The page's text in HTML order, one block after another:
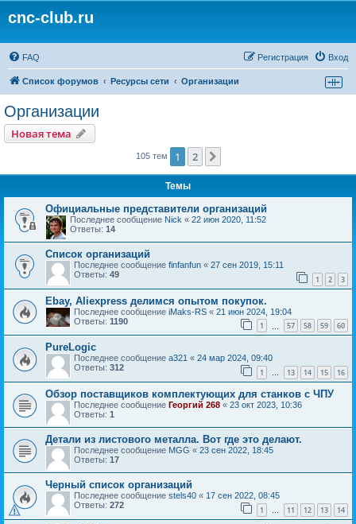
cnc-club.ru
FAQ Вход
Регистрация
Список форумов Ресурсы сети Организации
Организации
Новая тема
105 тем 1 2
Темы
Официальные представители организаций
Последнее сообщение Nick « 22 июн 2020, 11:52
Ответы: 14
Список организаций
Последнее сообщение finfanfun « 27 сен 2019, 15:11
Ответы: 49 1 2 3
Ebay, Aliexpress делимся опытом покупок.
Последнее сообщение iMaks-RS « 21 июн 2024, 19:04
Ответы: 1190 1 57 58 59 60
PureLogic
Последнее сообщение a321 « 24 мар 2024, 09:40
Ответы: 312 1 … 13 14 15 16
Обзор поставщиков комплектующих для станков с ЧПУ
Последнее сообщение Георгий 268 « 23 окт 2023, 10:36
Ответы: 1
Детали из листового металла. Вот где это делают.
Последнее сообщение MGG « 23 сен 2022, 18:45
Ответы: 17
Черный список организаций
Последнее сообщение stels40 « 17 сен 2022, 08:45
Ответы: 272 1 … 11 12 13 14